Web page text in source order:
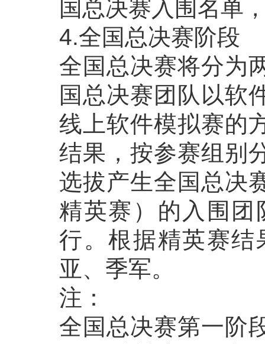
国总决赛入围名单
4.全国总决赛阶段
全国总决赛将分为
国总决赛团队以软
线上软件模拟赛的
结果，按参赛组别
选拔产生全国总决
精英赛）的入围
行。根据精英赛
亚、季军。
注：
全国总决赛第一阶